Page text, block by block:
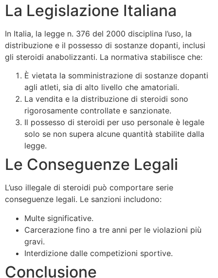
La Legislazione Italiana
In Italia, la legge n. 376 del 2000 disciplina l’uso, la
distribuzione e il possesso di sostanze dopanti, inclusi
gli steroidi anabolizzanti. La normativa stabilisce che:
È vietata la somministrazione di sostanze dopanti
agli atleti, sia di alto livello che amatoriali.
La vendita e la distribuzione di steroidi sono
rigorosamente controllate e sanzionate.
Il possesso di steroidi per uso personale è legale
solo se non supera alcune quantità stabilite dalla
legge.
Le Conseguenze Legali
L’uso illegale di steroidi può comportare serie
conseguenze legali. Le sanzioni includono:
Multe significative.
Carcerazione fino a tre anni per le violazioni più
gravi.
Interdizione dalle competizioni sportive.
Conclusione